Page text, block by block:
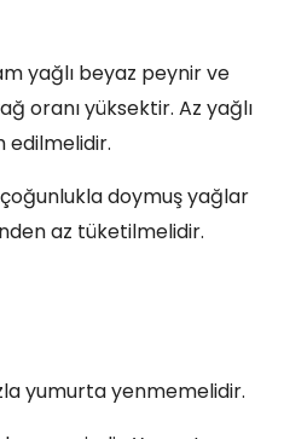
yağlı beyaz peynir ve
oranı yüksektir. Az yağlı
doymuş yağlar
az tüketilmelidir.
yumurta yenmemelidir.